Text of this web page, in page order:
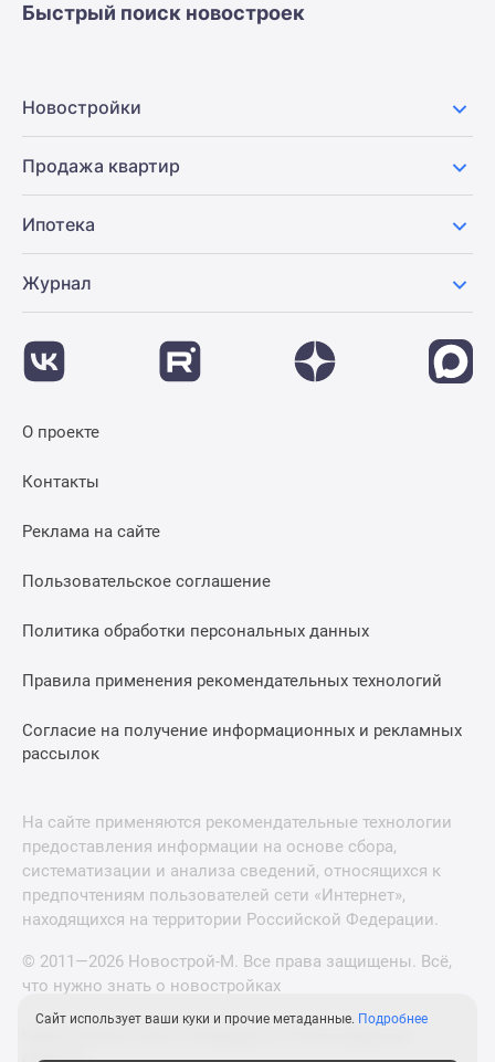
Быстрый поиск новостроек
Новостройки
Продажа квартир
Ипотека
Журнал
О проекте
Контакты
Реклама на сайте
Пользовательское соглашение
Политика обработки персональных данных
Правила применения рекомендательных технологий
Согласие на получение информационных и рекламных
рассылок
На сайте применяются рекомендательные технологии
предоставления информации на основе сбора,
систематизации и анализа сведений, относящихся к
предпочтениям пользователей сети «Интернет»,
находящихся на территории Российской Федерации.
© 2011—2026 Новострой-М. Все права защищены. Всё,
что нужно знать о новостройках
Сайт использует ваши куки и прочие метаданные. Подробнее